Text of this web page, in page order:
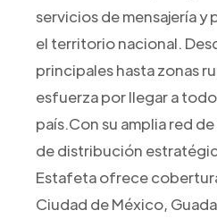
servicios de mensajería
el territorio nacional.
principales hasta zonas
esfuerza por llegar a
país.Con su amplia red
de distribución
Estafeta ofrece
Ciudad de México,